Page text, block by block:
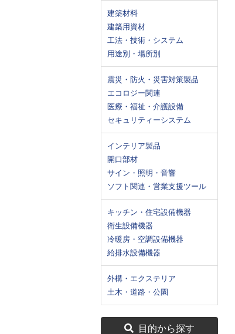
建築材料
建築用資材
工法・技術・システム
用途別・場所別
震災・防火・災害対策製品
エコロジー関連
医療・福祉・介護設備
セキュリティーシステム
インテリア製品
開口部材
サイン・照明・音響
ソフト関連・営業支援ツール
キッチン・住宅設備機器
衛生設備機器
冷暖房・空調設備機器
給排水設備機器
外構・エクステリア
土木・道路・公園
目的から探す